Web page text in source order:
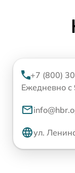
+7 (800)
Ежедневно с
ул.